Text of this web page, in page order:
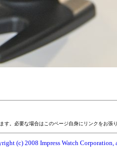
。必要な場合はこのページ自身にリンクをお張
(c) 2008 Impress Watch Corporation,